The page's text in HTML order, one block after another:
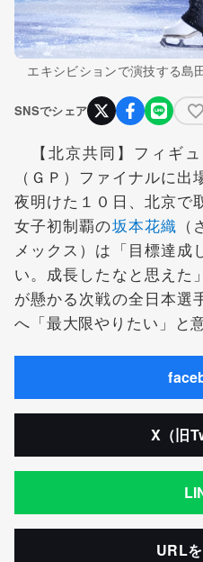
エキシビションで演技する島
SNSでシェア
【北京共同】フィギ
（ＧＰ）ファイナルに
夜明けた１０日、北京で
女子初制覇の坂本花織
メックス）は「目標達成
い。成長したなと思えた
が懸かる次戦の全日本選
へ「最大限やりたい」と
X（旧
URL